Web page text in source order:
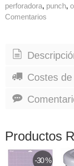
perforadora punch
Comentarios
Costes
Productos
-